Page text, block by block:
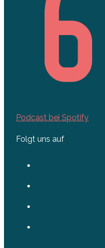
Podcast bei Spotify
Folgt uns auf